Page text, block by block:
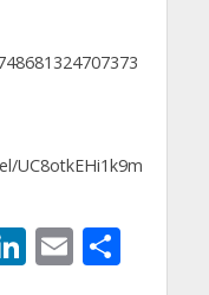
UC8otkEHi1k9m
Li E S